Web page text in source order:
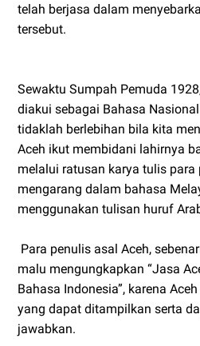
telah berjasa dalam
tersebut.
Sewaktu Sumpah Pemuda
diakui sebagai Bahasa
tidaklah berlebihan bila kita
Aceh ikut membidani lahirnya
melalui ratusan karya tulis
mengarang dalam bahasa
menggunakan tulisan huruf
Para penulis asal Aceh,
malu mengungkapkan “Jasa
Bahasa Indonesia”, karena
yang dapat ditampilkan serta
jawabkan.